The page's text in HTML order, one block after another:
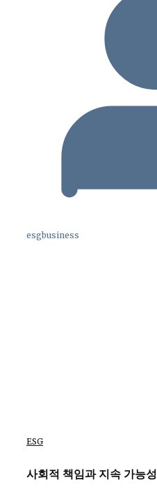
esgbusiness
ESG
사회적 책임과 지속 가능성